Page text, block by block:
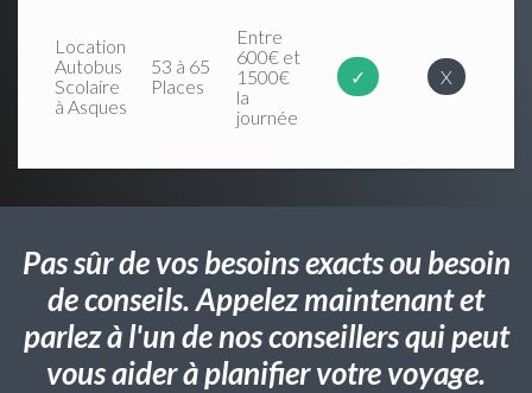
Location
Autobus
Scolaire
à Asques
53 à 65
Places
Entre
600€ et
1500€
la
journée
✓ X
Pas sûr de vos besoins exacts ou besoin
de conseils. Appelez maintenant et
parlez à l'un de nos conseillers qui peut
vous aider à planifier votre voyage.